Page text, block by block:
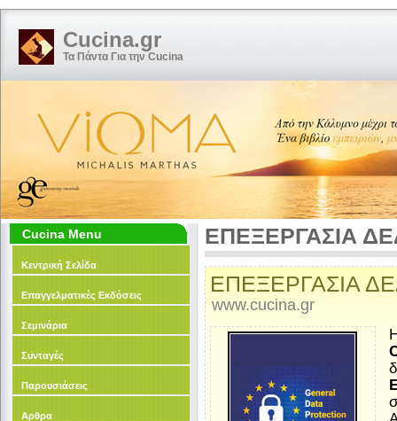
Cucina.gr
Τα Πάντα Για την Cucina
Cucina Menu
Κεντρική Σελίδα
Επαγγελματικές Εκδόσεις
Σεμινάρια
Συνταγές
Παρουσιάσεις
Αρθρα
ΕΠΕΞΕΡΓΑΣΙΑ
ΕΠΕΞΕΡΓΑΣΙΑ
www.cucina.gr